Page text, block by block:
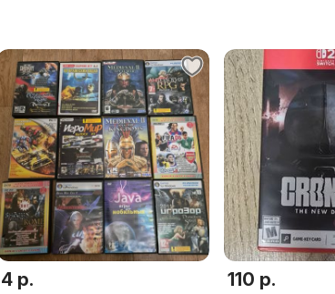
4 р. 110 р.